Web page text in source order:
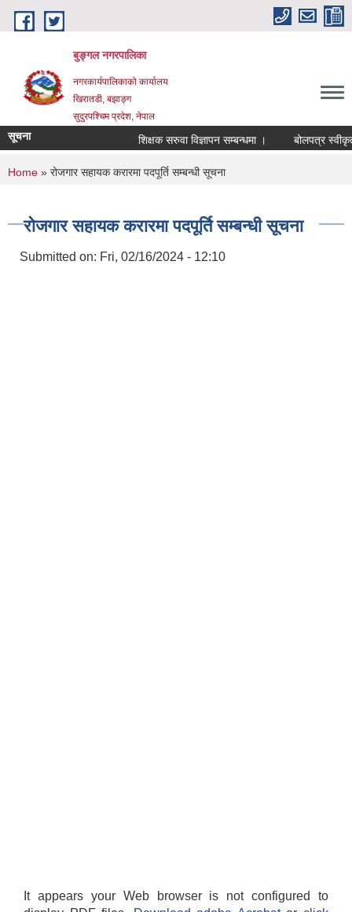
Skip to main content
बुङ्गल नगरपालिका
नगरकार्यपालिकाको कार्यालय
खिरातडी, बझाङ्ग
सुदुरपश्चिम प्रदेश, नेपाल
सूचना शिक्षक सरुवा विज्ञापन सम्बन्धमा । बोलपत्र स्वीकृत
You are here
Home » रोजगार सहायक करारमा पदपूर्ति सम्बन्धी सूचना
रोजगार सहायक करारमा पदपूर्ति सम्बन्धी सूचना
Submitted on: Fri, 02/16/2024 - 12:10
It appears your Web browser is not configured to